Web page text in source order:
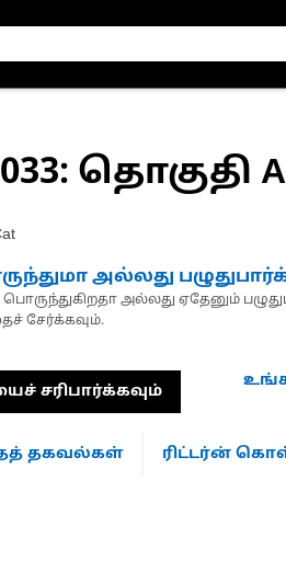
: தொகுதி
அல்லது
அல்லது ஏதேனும்
சேர்க்கவும்.
சரிபார்க்கவும்
தகவல்கள் ரிட்டர்ன்